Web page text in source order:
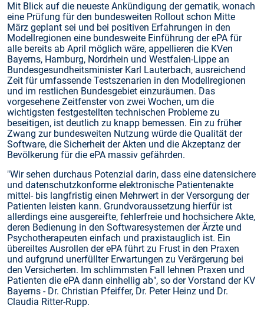
Mit Blick auf die neueste Ankündigung der gematik, wonach
eine Prüfung für den bundesweiten Rollout schon Mitte
März geplant sei und bei positiven Erfahrungen in den
Modellregionen eine bundesweite Einführung der ePA für
alle bereits ab April möglich wäre, appellieren die KVen
Bayerns, Hamburg, Nordrhein und Westfalen-Lippe an
Bundesgesundheitsminister Karl Lauterbach, ausreichend
Zeit für umfassende Testszenarien in den Modellregionen
und im restlichen Bundesgebiet einzuräumen. Das
vorgesehene Zeitfenster von zwei Wochen, um die
wichtigsten festgestellten technischen Probleme zu
beseitigen, ist deutlich zu knapp bemessen. Ein zu früher
Zwang zur bundesweiten Nutzung würde die Qualität der
Software, die Sicherheit der Akten und die Akzeptanz der
Bevölkerung für die ePA massiv gefährden.
"Wir sehen durchaus Potenzial darin, dass eine datensichere
und datenschutzkonforme elektronische Patientenakte
mittel- bis langfristig einen Mehrwert in der Versorgung der
Patienten leisten kann. Grundvoraussetzung hierfür ist
allerdings eine ausgereifte, fehlerfreie und hochsichere Akte,
deren Bedienung in den Softwaresystemen der Ärzte und
Psychotherapeuten einfach und praxistauglich ist. Ein
übereiltes Ausrollen der ePA führt zu Frust in den Praxen
und aufgrund unerfüllter Erwartungen zu Verärgerung bei
den Versicherten. Im schlimmsten Fall lehnen Praxen und
Patienten die ePA dann einhellig ab", so der Vorstand der KV
Bayerns - Dr. Christian Pfeiffer, Dr. Peter Heinz und Dr.
Claudia Ritter-Rupp.